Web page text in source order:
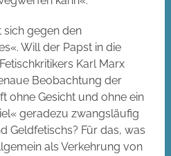
sich gegen den
Will der Papst in die
Karl Marx
Beobachtung der
ohne Gesicht und ohne ein
geradezu zwangsläufig
Geldfetischs? Für das, was
als Verkehrung von